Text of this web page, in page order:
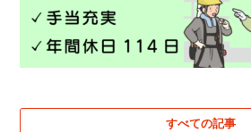
すべての記事